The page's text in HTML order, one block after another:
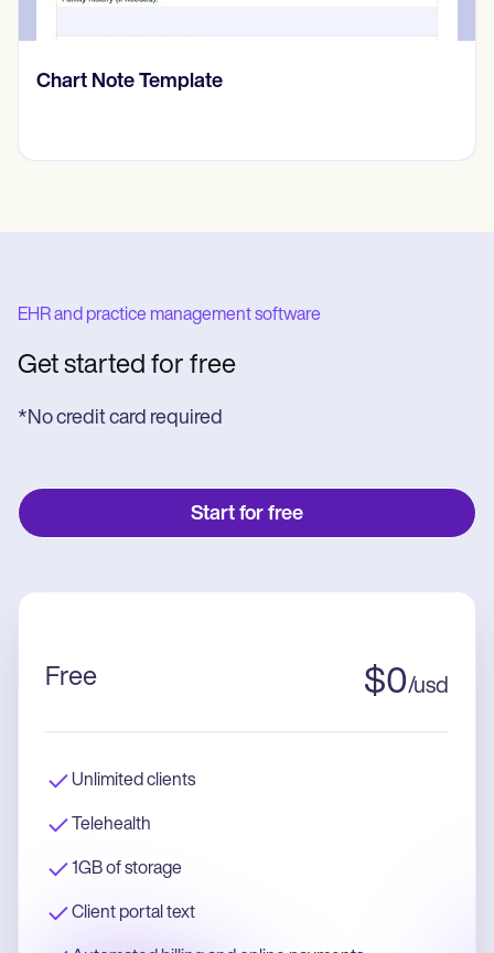
Chart Note Template
EHR and practice management software
Get started for free
*No credit card required
Start for free
Free $0/usd
Unlimited clients
Telehealth
1GB of storage
Client portal text